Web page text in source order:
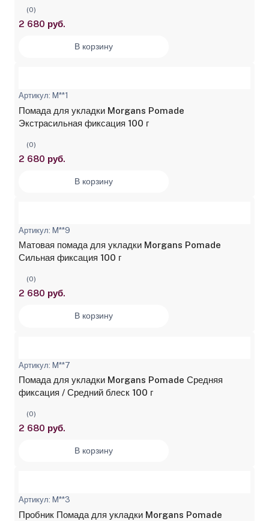
(0)
2 680 руб.
В корзину
Артикул: M**1
Помада для укладки Morgans Pomade
Экстрасильная фиксация 100 г
(0)
2 680 руб.
В корзину
Артикул: M**9
Матовая помада для укладки Morgans Pomade
Сильная фиксация 100 г
(0)
2 680 руб.
В корзину
Артикул: M**7
Помада для укладки Morgans Pomade Средняя
фиксация / Средний блеск 100 г
(0)
2 680 руб.
В корзину
Артикул: M**3
Пробник Помада для укладки Morgans Pomade